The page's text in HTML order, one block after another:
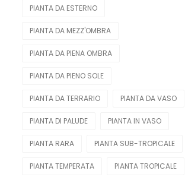
PIANTA DA ESTERNO
PIANTA DA MEZZ'OMBRA
PIANTA DA PIENA OMBRA
PIANTA DA PIENO SOLE
PIANTA DA TERRARIO PIANTA DA VASO
PIANTA DI PALUDE PIANTA IN VASO
PIANTA RARA PIANTA SUB-TROPICALE
PIANTA TEMPERATA PIANTA TROPICALE